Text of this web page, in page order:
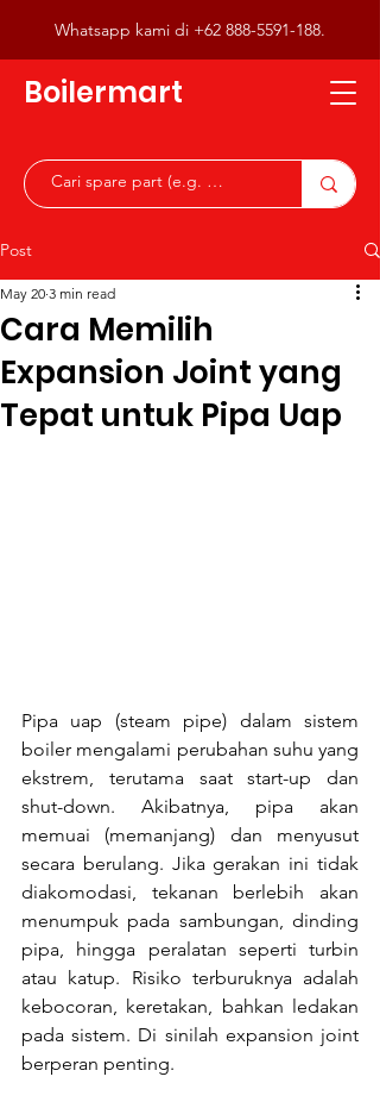
Whatsapp kami di +62 888-5591-188.
Boilermart
Post
Cara Memilih
Expansion Joint yang
Tepat untuk Pipa Uap
May 20 3 min read
Pipa uap (steam pipe) dalam sistem
boiler mengalami perubahan suhu yang
ekstrem, terutama saat start-up dan
shut-down. Akibatnya, pipa akan
memuai (memanjang) dan menyusut
secara berulang. Jika gerakan ini tidak
diakomodasi, tekanan berlebih akan
menumpuk pada sambungan, dinding
pipa, hingga peralatan seperti turbin
atau katup. Risiko terburuknya adalah
kebocoran, keretakan, bahkan ledakan
pada sistem. Di sinilah expansion joint
berperan penting.